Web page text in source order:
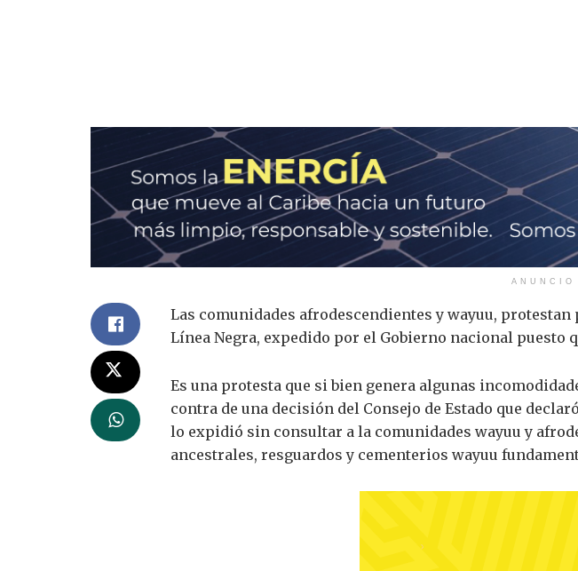
Las comunidades afrodescendientes y wayuu, protestan
Línea Negra, expedido por el Gobierno nacional
Es una protesta que si bien genera algunas
contra de una decisión del Consejo de Estado que
lo expidió sin consultar a la comunidades wayuu y
ancestrales, resguardos y cementerios wayuu